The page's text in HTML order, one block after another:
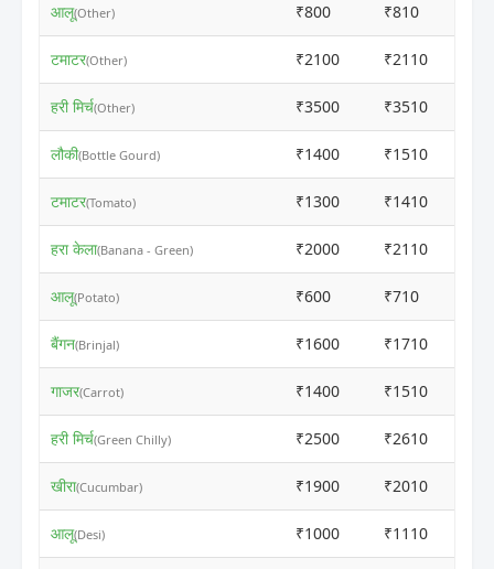
आलू(Other) ₹800 ₹810
टमाटर(Other) ₹2100 ₹2110
हरी मिर्च(Other) ₹3500 ₹3510
लौकी(Bottle Gourd) ₹1400 ₹1510
टमाटर(Tomato) ₹1300 ₹1410
हरा केला(Banana - Green) ₹2000 ₹2110
आलू(Potato) ₹600 ₹710
बैंगन(Brinjal) ₹1600 ₹1710
गाजर(Carrot) ₹1400 ₹1510
हरी मिर्च(Green Chilly) ₹2500 ₹2610
खीरा(Cucumbar) ₹1900 ₹2010
आलू(Desi) ₹1000 ₹1110